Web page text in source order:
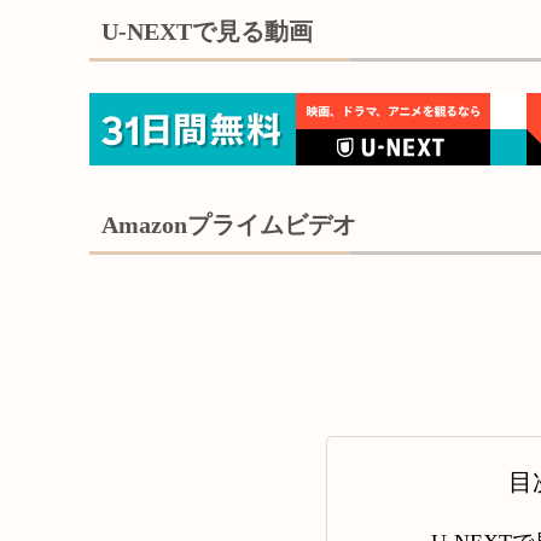
U-NEXTで見る動画
Amazonプライムビデオ
目